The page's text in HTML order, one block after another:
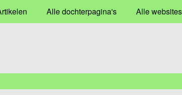
Alle dochterpagina's Alle websites